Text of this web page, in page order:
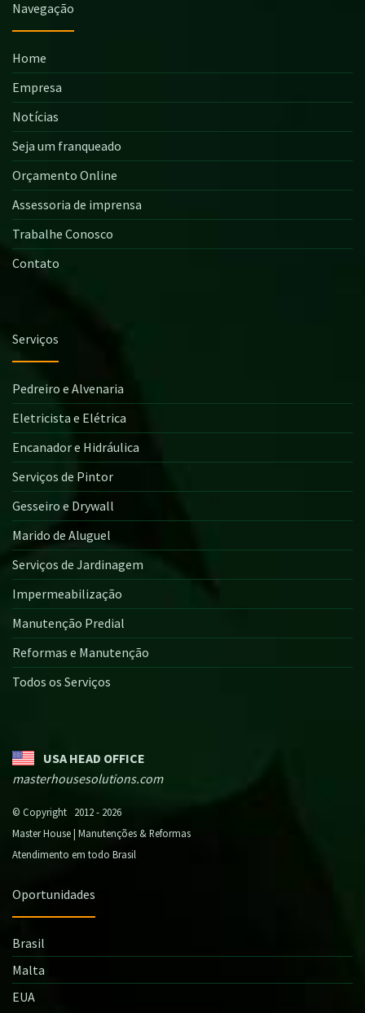
Navegação
Home
Empresa
Notícias
Seja um franqueado
Orçamento Online
Assessoria de imprensa
Trabalhe Conosco
Contato
Serviços
Pedreiro e Alvenaria
Eletricista e Elétrica
Encanador e Hidráulica
Serviços de Pintor
Gesseiro e Drywall
Marido de Aluguel
Serviços de Jardinagem
Impermeabilização
Manutenção Predial
Reformas e Manutenção
Todos os Serviços
USA HEAD OFFICE
masterhousesolutions.com
© Copyright 2012 - 2026
Master House | Manutenções & Reformas
Atendimento em todo Brasil
Oportunidades
Brasil
Malta
EUA